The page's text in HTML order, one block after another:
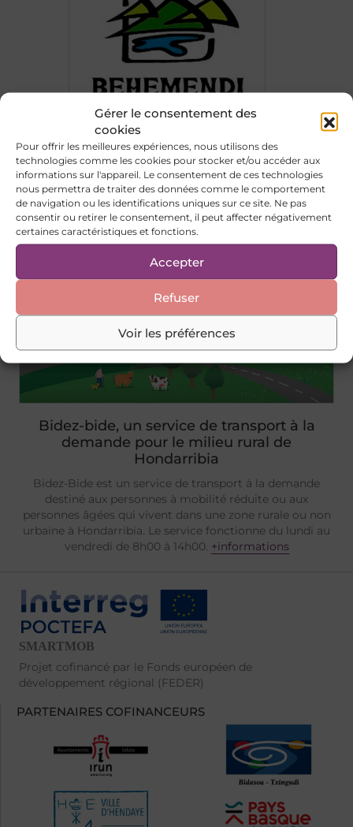
Gérer le consentement des
cookies
Pour offrir les meilleures expériences, nous utilisons des
technologies comme les cookies pour stocker et/ou accéder aux
informations sur l'appareil. Le consentement de ces technologies
nous permettra de traiter des données comme le comportement
de navigation ou les identifications uniques sur ce site. Ne pas
consentir ou retirer le consentement, il peut affecter négativement
certaines caractéristiques et fonctions.
Accepter
Refuser
Voir les préférences
Service rural de transport à la demande à
Irun
Pour les personnes âgées et/ou handicapées ainsi que les
personnes qui en prennent soin, de leur domicile au
centre-ville, en les rapprochant des services de
d’assistance et de santé ainsi que d'autres services qui
leur sont nécessaires pour effectuer diverses procédures.
+informations
Bidez-bide, un service de transport à la
demande pour le milieu rural de
Hondarribia
Bidez-Bide est un service de transport à la demande
destiné aux personnes à mobilité réduite ou aux
personnes âgées qui vivent dans une zone rurale ou non
urbaine à Hondarribia. Le service fonctionne du lundi au
vendredi de 8h00 à 14h00. +informations
Projet cofinancé par le Fonds européen de
développement régional (FEDER)
PARTENAIRES COFINANCEURS